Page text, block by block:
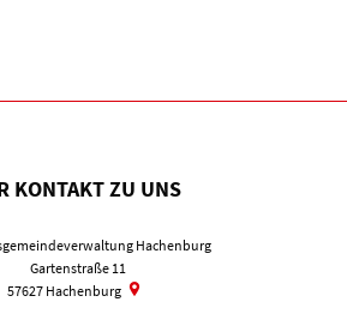
KONTAKT ZU UNS
Hachenburg
Gartenstraße 11
57627 Hachenburg